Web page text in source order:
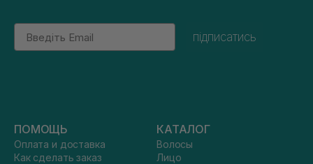
Email
підписатись
ПОМОЩЬ
Оплата и доставка
Как сделать заказ
КАТАЛОГ
Волосы
Лицо